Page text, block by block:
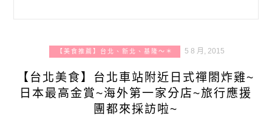
【美食推薦】台北、新北、基隆～＊ 5 8 月, 2015
【台北美食】台北車站附近日式禪閤炸雞~
日本最高金賞~海外第一家分店~旅行應援
團都來採訪啦~